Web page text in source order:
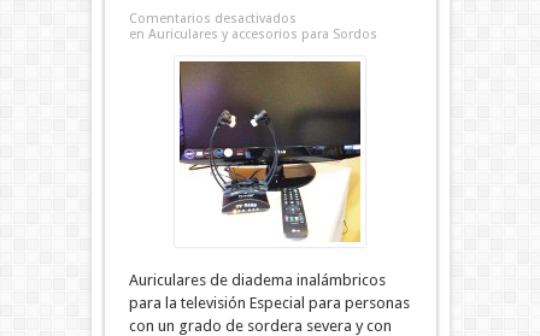
Comentarios desactivados
en Auriculares y accesorios para Sordos
Auriculares de diadema inalámbricos
para la televisión Especial para personas
con un grado de sordera severa y con